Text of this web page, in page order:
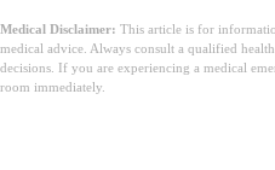
Medical Disclaimer: This article is for
medical advice. Always consult a qualified
decisions. If you are experiencing a medical
room immediately.